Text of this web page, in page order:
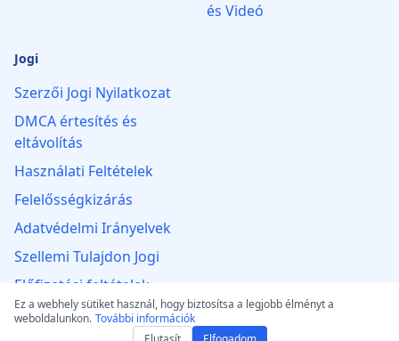
és Videó
Jogi
Szerzői Jogi Nyilatkozat
DMCA értesítés és
eltávolítás
Használati Feltételek
Felelősségkizárás
Adatvédelmi Irányelvek
Szellemi Tulajdon Jogi
Előfizetési feltételek
Visszatérítési Szabályzat
Ez a webhely sütiket használ, hogy biztosítsa a legjobb élményt a
weboldalunkon. További információk